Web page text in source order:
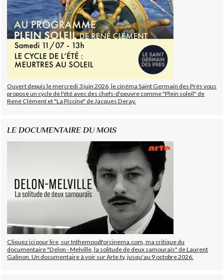
Ouvert depuis le mercredi 3 juin 2026, le cinéma Saint Germain des Prés vous
propose un cycle de l'été avec des chefs-d'oeuvre comme "Plein soleil" de
René Clément et "La Piscine" de Jacques Deray.
LE DOCUMENTAIRE DU MOIS
Cliquez ici pour lire, sur Inthemoodforcinema.com, ma critique du
documentaire "Delon - Melville, la solitude de deux samouraïs" de Laurent
Galinon. Un documentaire à voir sur Arte.tv, jusqu'au 9 octobre 2026.